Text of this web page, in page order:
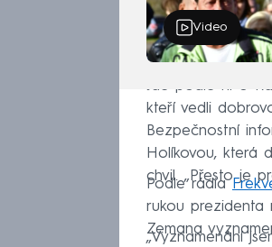
Video
Jde podle ní o
kteří vedli
Bezpečnostní
Holíkovou, která
chvil. „Přesto je
Podle rádia
rukou prezidenta
Zemana
„Vyznamenání